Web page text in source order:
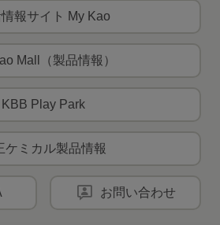
報サイト My Kao
Mall（製品情報）
KBB Play Park
ケミカル製品情報
お問い合わせ